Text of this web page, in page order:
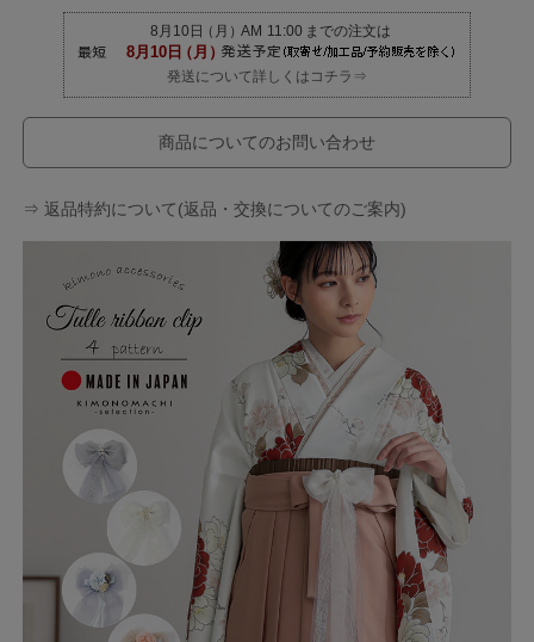
発送について詳しくはコチラ⇒
商品についてのお問い合わせ
⇒ 返品特約について(返品・交換についてのご案内)